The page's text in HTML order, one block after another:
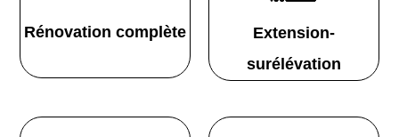
Rénovation complète
Extension-
surélévation